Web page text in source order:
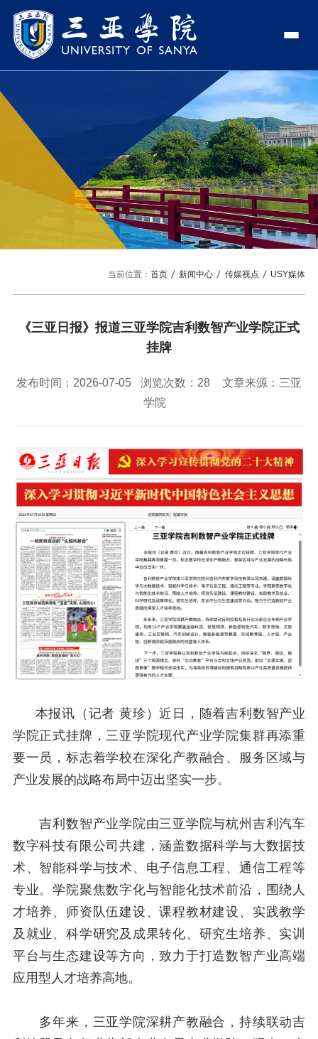
学校领导
理事长
党委书记、政府督导专员
学校简介
走近理事长
学校机构
校园风景
学院与部门
社会治理学院
艺术创意与数字设计学院
文学院
新能源与智能网联汽车学院
旅游与大健康学院
信息与智能工程学院
新闻中心
传媒视点
USY媒体
USY印象
招生信息
就业服务
图书馆
教务管理系统 办公OA系统
人才招聘
信息公开
访客
English
当前位置： 首页 新闻中心 传媒视点 USY媒体
《三亚日报》报道三亚学院吉利数智产业学院正式
挂牌
发布时间：2026-07-05 浏览次数： 28
文章来源：三亚
学院
本报讯（记者 黄珍）近日，随着吉利数智产业
学院正式挂牌，三亚学院现代产业学院集群再添重
要一员，标志着学校在深化产教融合、服务区域与
产业发展的战略布局中迈出坚实一步。
吉利数智产业学院由三亚学院与杭州吉利汽车
数字科技有限公司共建，涵盖数据科学与大数据技
术、智能科学与技术、电子信息工程、通信工程等
专业。学院聚焦数字化与智能化技术前沿，围绕人
才培养、师资队伍建设、课程教材建设、实践教学
及就业、科学研究及成果转化、研究生培养、实训
平台与生态建设等方向，致力于打造数智产业高端
应用型人才培养高地。
多年来，三亚学院深耕产教融合，持续联动吉